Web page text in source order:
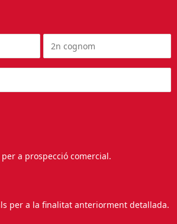
a prospecció comercial.
per a la finalitat anteriorment detallada.